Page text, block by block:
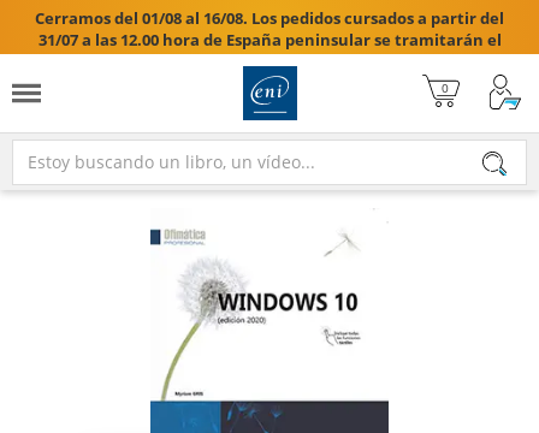
Cerramos del 01/08 al 16/08. Los pedidos cursados a partir del
31/07 a las 12.00 hora de España peninsular se tramitarán el
17/08/2026.
